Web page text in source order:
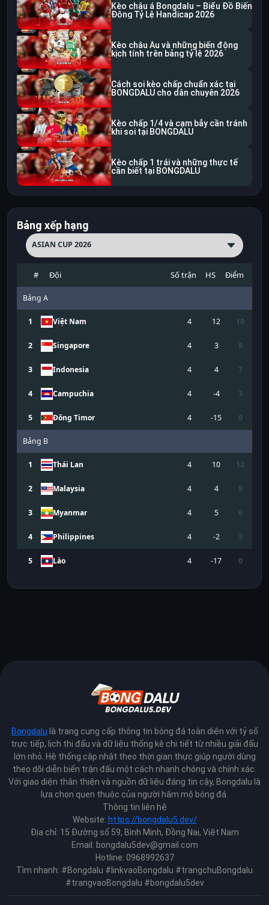
Kèo châu á Bongdalu – Biểu Đồ Biến
Động Tỷ Lệ Handicap 2026
Kèo châu Âu và những biến động
kịch tính trên bảng tỷ lệ 2026
Cách soi kèo chấp chuẩn xác tại
BONGDALU cho dân chuyên 2026
Kèo chấp 1/4 và cạm bẫy cần tránh
khi soi tại BONGDALU
Kèo chấp 1 trái và những thực tế
cần biết tại BONGDALU
Bảng xếp hạng
ASIAN CUP 2026
# Đội Số trận HS Điểm
Bảng A
1 Việt Nam 4 12 10
2 Singapore 4 3 8
3 Indonesia 4 4 7
4 Campuchia 4 -4 3
5 Đông Timor 4 -15 0
Bảng B
1 Thái Lan 4 10 12
2 Malaysia 4 4 9
3 Myanmar 4 5 6
4 Philippines 4 -2 3
5 Lào 4 -17 0
Bongdalu là trang cung cấp thông tin bóng đá toàn diện với tỷ số
trực tiếp, lịch thi đấu và dữ liệu thống kê chi tiết từ nhiều giải đấu
lớn nhỏ. Hệ thống cập nhật theo thời gian thực giúp người dùng
theo dõi diễn biến trận đấu một cách nhanh chóng và chính xác.
Với giao diện thân thiện và nguồn dữ liệu đáng tin cậy, Bongdalu là
lựa chọn quen thuộc của người hâm mộ bóng đá.
Thông tin liên hệ
Website: https://bongdalu5.dev/
Địa chỉ: 15 Đường số 59, Bình Minh, Đồng Nai, Việt Nam
Email: bongdalu5dev@gmail.com
Hotline: 0968992637
Tìm nhanh: #Bongdalu #linkvaoBongdalu #trangchuBongdalu
#trangvaoBongdalu #bongdalu5dev